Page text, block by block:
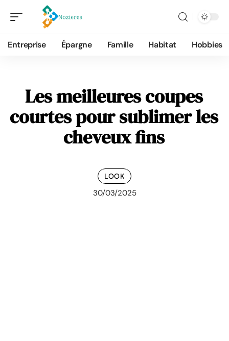
Entreprise Épargne Famille Habitat Hobbies
Les meilleures coupes
courtes pour sublimer les
cheveux fins
LOOK
30/03/2025